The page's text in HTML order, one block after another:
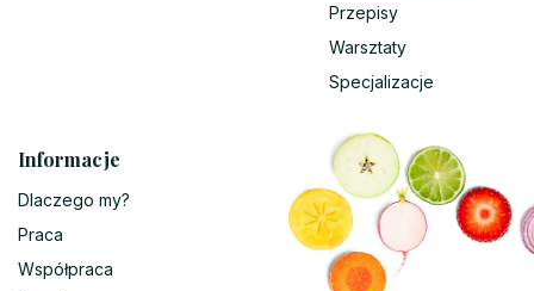
Przepisy
Warsztaty
Specjalizacje
Informacje
Dlaczego my?
Praca
Współpraca